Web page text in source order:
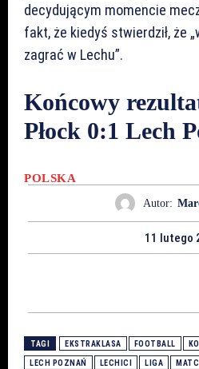
decydującym momencie
fakt, że kiedyś stwierdził, że
zagrać w Lechu”.
Końcowy
Płock 0:1 Lech
POLSKA
Autor:
11 lutego
TAGI EKSTRAKLASA FOOTBALL
LECH POZNAŃ LECHICI LIGA